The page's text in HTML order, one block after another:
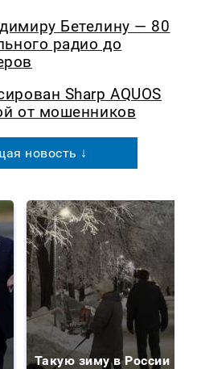
Бетелину — 80
радио до
Sharp AQUOS
от мошенников
новость ↓
Такую зиму в России